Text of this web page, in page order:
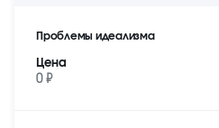
Проблемы идеализма
Цена
0 ₽